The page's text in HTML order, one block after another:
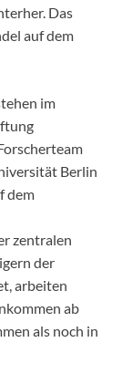
Das
auf dem
im
Berlin
dem
zentralen
der
arbeiten
ab
als noch in